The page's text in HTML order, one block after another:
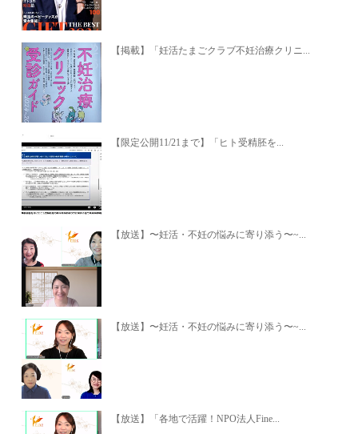
【掲載】「妊活たまごクラブ不妊治療クリニ...
【限定公開11/21まで】「ヒト受精胚を...
【放送】〜妊活・不妊の悩みに寄り添う〜~...
【放送】〜妊活・不妊の悩みに寄り添う〜~...
【放送】「各地で活躍！NPO法人Fine...